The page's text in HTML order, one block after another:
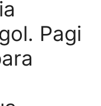
Pagi